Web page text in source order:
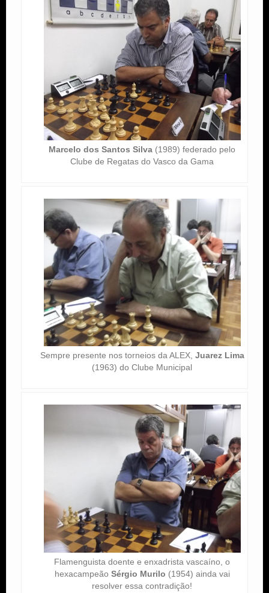
Marcelo dos Santos Silva (1989) federado pelo
Clube de Regatas do Vasco da Gama
Sempre presente nos torneios da ALEX, Juarez Lima
(1963) do Clube Municipal
Flamenguista doente e enxadrista vascaíno, o
hexacampeão Sérgio Murilo (1954) ainda vai
resolver essa contradição!